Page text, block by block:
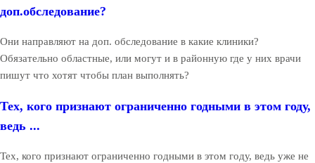
доп.обследование?
Они направляют на доп. обследование в какие клиники?
Обязательно областные, или могут и в районную где у них врачи
пишут что хотят чтобы план выполнять?
Тех, кого признают ограниченно годными в этом году,
ведь ...
Тех, кого признают ограниченно годными в этом году, ведь уже не